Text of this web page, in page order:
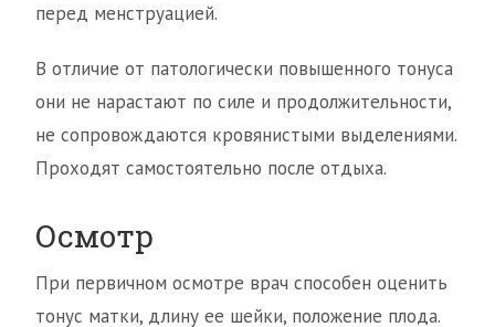
перед менструацией.
В отличие от патологически повышенного тонуса
они не нарастают по силе и продолжительности,
не сопровождаются кровянистыми выделениями.
Проходят самостоятельно после отдыха.
Осмотр
При первичном осмотре врач способен оценить
тонус матки, длину ее шейки, положение плода.